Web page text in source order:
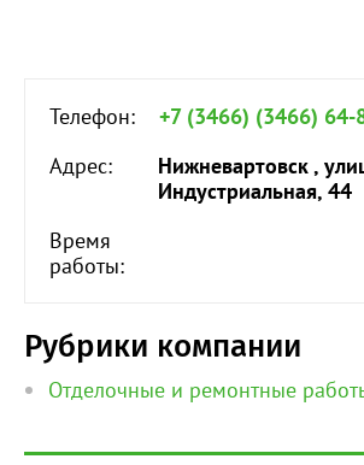
Телефон:
+7 (3466) (3466) 64-
Адрес:
Нижневартовск ,
Индустриальная, 44
Время
работы:
Рубрики компании
Отделочные и ремонтные